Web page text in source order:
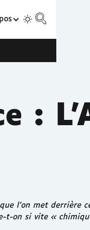
:
l’on met derrière
t-on si vite «